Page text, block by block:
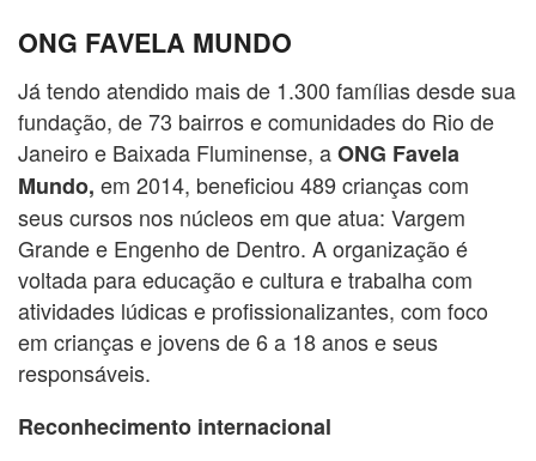
ONG FAVELA MUNDO
Já tendo atendido mais de 1.300 famílias desde sua
fundação, de 73 bairros e comunidades do Rio de
Janeiro e Baixada Fluminense, aONG Favela
Mundo, em 2014, beneficiou 489 crianças com
seus cursos nos núcleos em que atua: Vargem
Grande e Engenho de Dentro. A organização é
voltada para educação e cultura e trabalha com
atividades lúdicas e profissionalizantes, com foco
em crianças e jovens de 6 a 18 anos e seus
responsáveis.
Reconhecimento internacional